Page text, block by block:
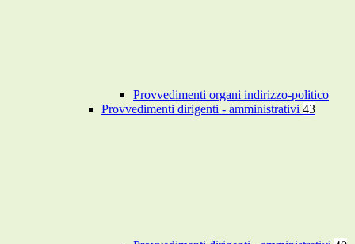
Provvedimenti organi indirizzo-politico
Provvedimenti dirigenti - amministrativi 43